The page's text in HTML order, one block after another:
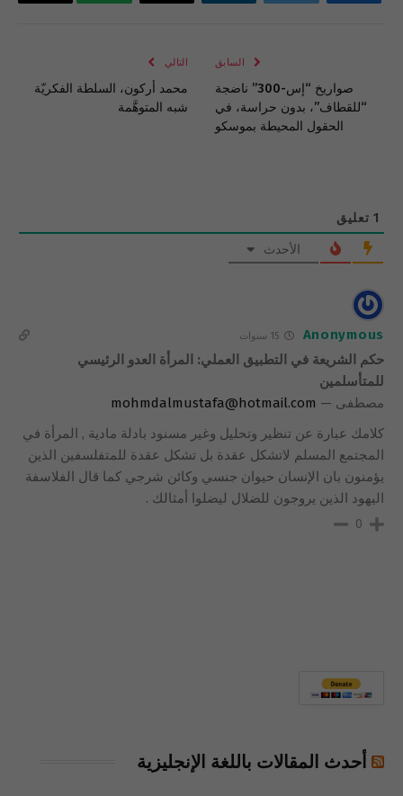
السابق
صواريخ “إس-300” ناضجة
“للقطاف”، بدون حراسة، في
الحقول المحيطة بموسكو
التالي
محمد أركون، السلطة الفكريّة
شبه المتوهَّمة
1 تعليق
الأحدث
Anonymous 15 سنوات
حكم الشريعة في التطبيق العملي: المرأة العدو الرئيسي
للمتأسلمين
مصطفى — mohmdalmustafa@hotmail.com
كلامك عبارة عن تنظير وتحليل وغير مسنود بادلة مادية , المرأة في
المجتمع المسلم لاتشكل عقدة بل تشكل عقدة للمتفلسفين الذين
يؤمنون بان الإنسان حيوان جنسي وكائن شرجي كما قال الفلاسفة
اليهود الذين يروجون للضلال ليضلوا أمثالك .
0
أحدث المقالات باللغة الإنجليزية